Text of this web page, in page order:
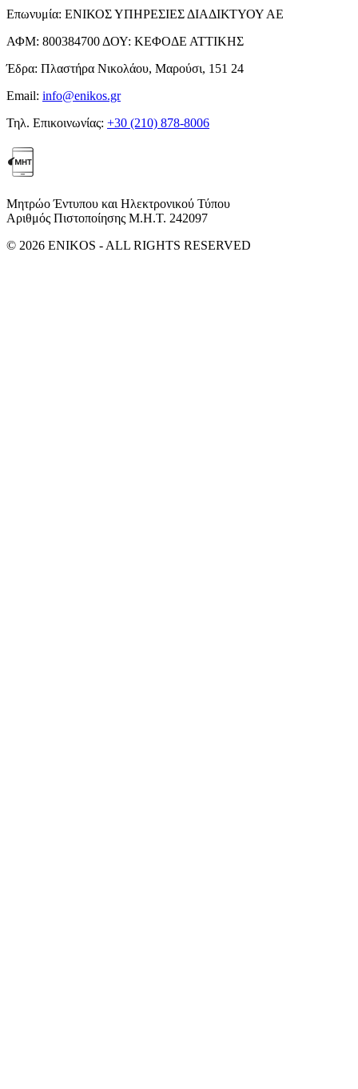
Επωνυμία: ΕΝΙΚΟΣ ΥΠΗΡΕΣΙΕΣ ΔΙΑΔΙΚΤΥΟΥ ΑΕ
ΑΦΜ: 800384700 ΔΟΥ: ΚΕΦΟΔΕ ΑΤΤΙΚΗΣ
Έδρα: Πλαστήρα Νικολάου, Μαρούσι, 151 24
Email: info@enikos.gr
Τηλ. Επικοινωνίας: +30 (210) 878-8006
Μητρώο Έντυπου και Ηλεκτρονικού Τύπου
Αριθμός Πιστοποίησης Μ.Η.Τ. 242097
© 2026 ENIKOS - ALL RIGHTS RESERVED